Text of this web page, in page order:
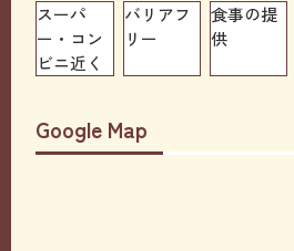
スーパ
ー・コン
ビニ近く
バリアフ
リー
食事の提
供
Google Map